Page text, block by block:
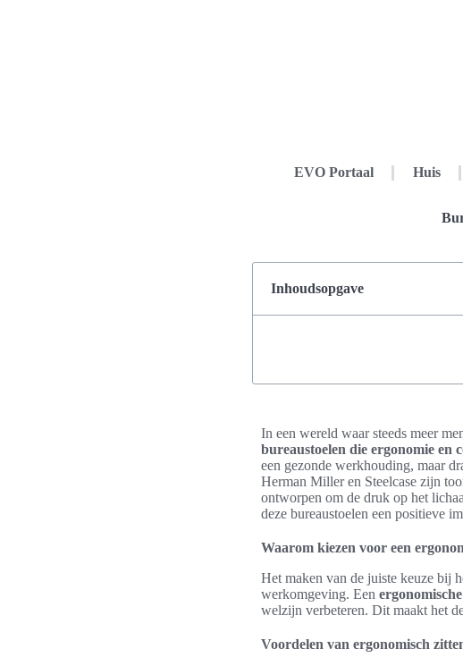
EVO Portaal Huis
Inhoudsopgave
In een wereld waar steeds meer
bureaustoelen die ergonomie en
een gezonde werkhouding, maar
Herman Miller en Steelcase zijn
ontworpen om de druk op het
deze bureaustoelen een positieve
Waarom kiezen voor een
Het maken van de juiste keuze bij
werkomgeving. Een
welzijn verbeteren. Dit maakt het
Voordelen van ergonomisch